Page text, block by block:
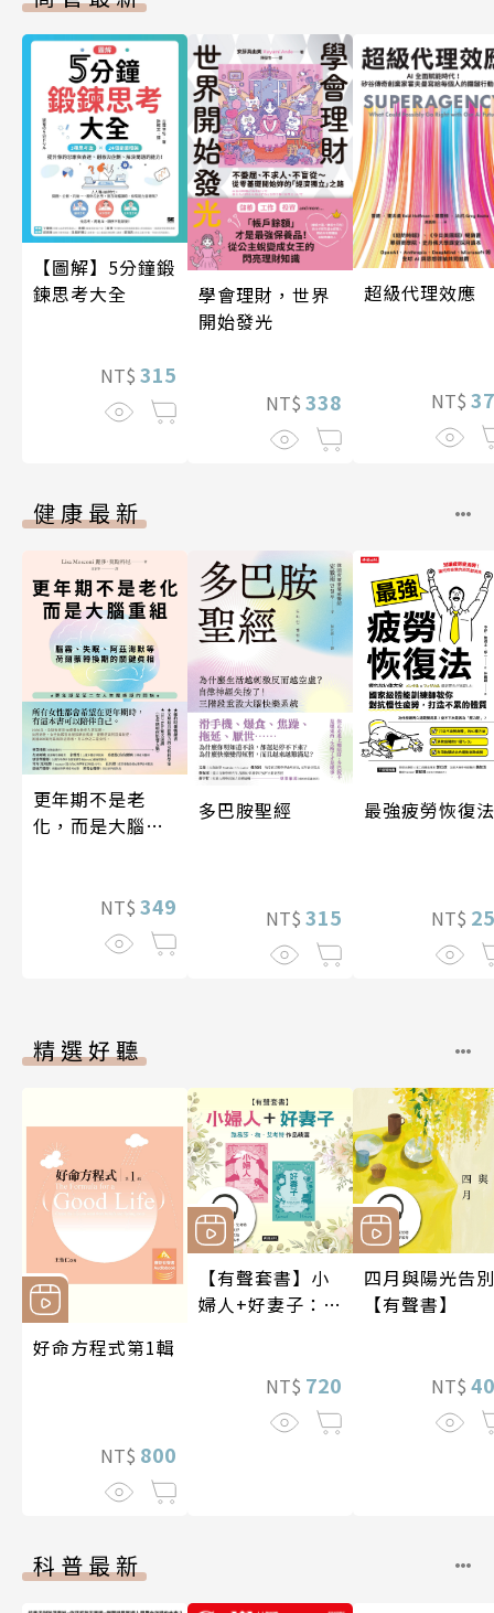
【圖解】5分鐘鍛
鍊思考大全
NT$ 315
學會理財，世界
開始發光
NT$ 338
超級代理效應
NT$
健康最新
更年期不是老
化，而是大腦重
NT$ 349
多巴胺聖經
NT$ 315
最強疲勞恢復法
NT$
精選好聽
好命方程式第1輯
NT$ 800
【有聲套書】小
婦人+好妻子：路
NT$ 720
四月與陽光告別
【有聲書】
NT$
科普最新